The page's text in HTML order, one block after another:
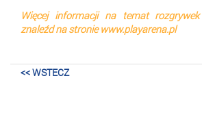
Więcej informacji na temat
znaleźd na stronie www.playarena.pl
<< WSTECZ